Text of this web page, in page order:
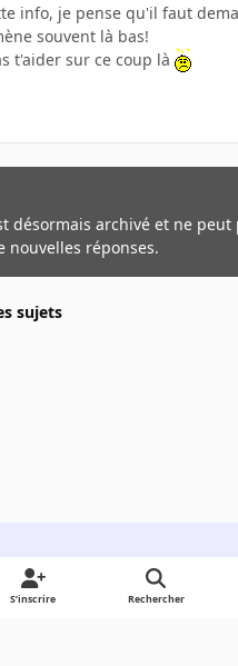
info, je pense qu'il faut
souvent là bas!
t'aider sur ce coup là
désormais archivé et ne peut
nouvelles réponses.
sujets
S’inscrire Rechercher